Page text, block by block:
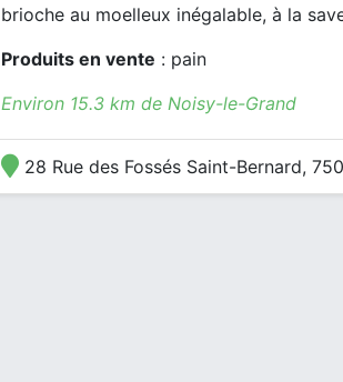
brioche au moelleux inégalable, à la
Produits en vente : pain
Environ 15.3 km de Noisy-le-Grand
28 Rue des Fossés Saint-Bernard,